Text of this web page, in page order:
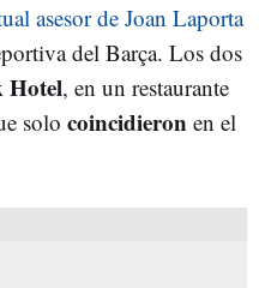
asesor de Joan Laporta
del Barça. Los dos
Hotel, en un restaurante
solo coincidieron en el